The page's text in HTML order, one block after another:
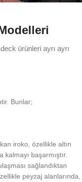
ürünleri ayrı ayrı
Bunlar;
iroko, özellikle altın
başarmıştır.
sağlandıktan
peyzaj alanlarında,